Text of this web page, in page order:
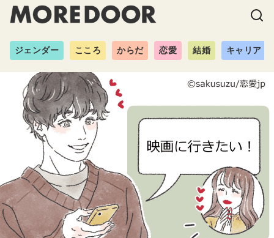
ジェンダー こころ からだ 恋愛 結婚 キャリア